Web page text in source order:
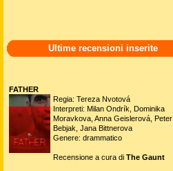
Ultime recensioni inserite
FATHER
Regia: Tereza Nvotová
Interpreti: Milan Ondrík, Dominika
Moravkova, Anna Geislerová, Peter
Bebjak, Jana Bittnerova
Genere: drammatico
Recensione a cura di The Gaunt